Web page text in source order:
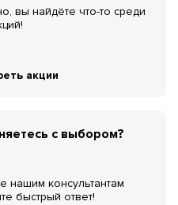
вы найдёте что-то среди
акции
с выбором?
нашим консультантам
быстрый ответ!